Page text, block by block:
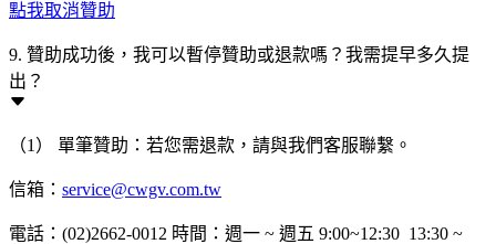
點我取消贊助
9. 贊助成功後，我可以暫停贊助或退款嗎？我需提早多久提
出？
（1） 單筆贊助：若您需退款，請與我們客服聯繫。
信箱： service@cwgv.com.tw
電話：(02)2662-0012 時間：週一 ~ 週五 9:00~12:30 13:30 ~